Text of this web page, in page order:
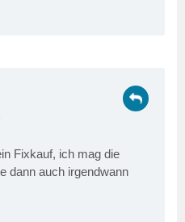
Fixkauf, ich mag die
dann auch irgendwann